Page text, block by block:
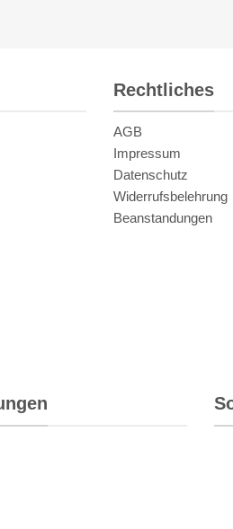
Rechtliches
AGB
Impressum
Datenschutz
Widerrufsbelehrung
Beanstandungen